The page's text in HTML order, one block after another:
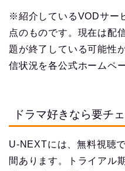
※紹介しているVODサー
点のものです。現在は配
題が終了している可能性
信状況を各公式ホームペ
ドラマ好きなら要チ
U-NEXTには、無料視聴
間あります。トライアル